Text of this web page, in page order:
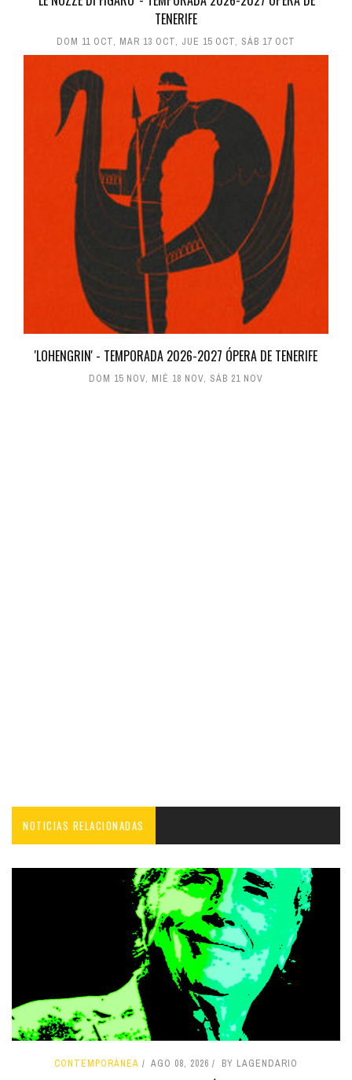
TENERIFE
DOM 11 OCT, MAR 13 OCT, JUE 15 OCT, SÁB 17 OCT
'LOHENGRIN' - TEMPORADA 2026-2027 ÓPERA DE TENERIFE
DOM 15 NOV, MIÉ 18 NOV, SÁB 21 NOV
NOTICIAS RELACIONADAS
CONTEMPORÁNEA AGO 08, 2026 BY LAGENDARIO